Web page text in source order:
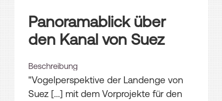
Panoramablick über
den Kanal von Suez
Beschreibung
"Vogelperspektive der Landenge von
Suez [...] mit dem Vorprojekte für den